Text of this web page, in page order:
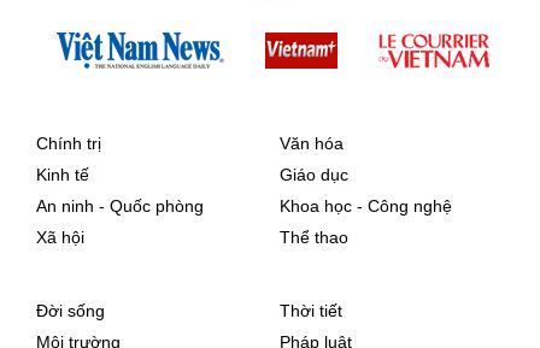
Chính trị
Kinh tế
An ninh - Quốc phòng
Xã hội
Văn hóa
Giáo dục
Khoa học - Công nghệ
Thể thao
Đời sống
Môi trường
Thời tiết
Pháp luật